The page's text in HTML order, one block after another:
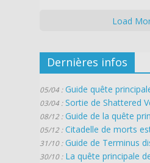
Load
Dernières infos
05/04 : Guide quête
03/04 : Sortie de Shattered
08/12 : Guide de la quête
05/12 : Citadelle de morts
31/10 : Guide de Terminus
30/10 : La quête principale